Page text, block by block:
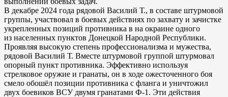
В декабре 2024 года рядовой Василий Т., в составе штурмовой
группы, участвовал в боевых действиях по захвату и зачистке
укрепленных позиций противника в на окраине одного
из населенных пунктов Донецкой Народной Республики.
Проявляя высокую степень профессионализма и мужества,
рядовой Василий Т. Вместе штурмовой группой штурмовал
опорный пункт противника. Эффективно используя
стрелковое оружие и гранаты, он в ходе ожесточенного боя
смело обошёл позиции противника с фланга и уничтожил
двух боевиков ВСУ двумя гранатами Ф-1. Эти действия